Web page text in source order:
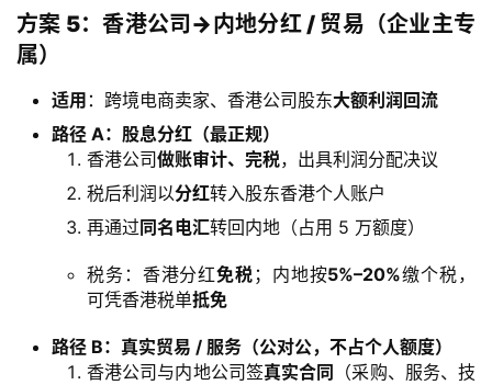
方案 5：香港公司→内地分红 / 贸易（企业主专
属）
适用 ：跨境电商卖家、香港公司股东大额利润回流
路径 A：股息分红（最正规）
香港公司做账审计、完税，出具利润分配决议
税后利润以分红转入股东香港个人账户
再通过同名电汇转回内地（占用 5 万额度）
税务：香港分红免税 ；内地按5%–20%缴个税，
可凭香港税单抵免
路径 B：真实贸易 / 服务（公对公，不占个人额度）
香港公司与内地公司签真实合同
（采购、服务、技